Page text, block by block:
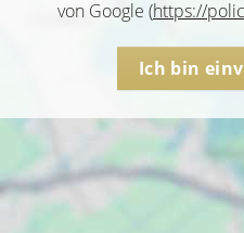
von Google (https://
Ich bin